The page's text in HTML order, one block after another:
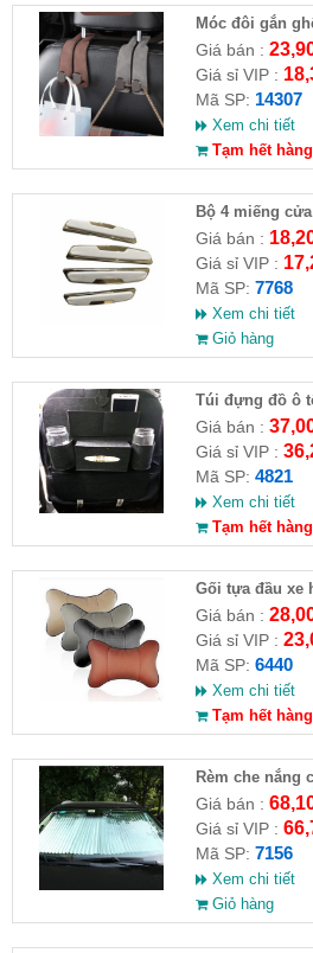
Móc đôi gắn
Giá bán :
Giá sỉ VIP :
Mã SP: 14307
Xem chi tiết
Tạm hết hàng
Bộ 4 miếng
Giá bán :
Giá sỉ VIP :
Mã SP: 7768
Xem chi tiết
Giỏ hàng
Túi đựng đồ ô
Giá bán :
Giá sỉ VIP :
Mã SP: 4821
Xem chi tiết
Tạm hết hàng
Gối tựa đầu xe
Giá bán :
Giá sỉ VIP :
Mã SP: 6440
Xem chi tiết
Tạm hết hàng
Rèm che nắng
Giá bán :
Giá sỉ VIP :
Mã SP: 7156
Xem chi tiết
Giỏ hàng